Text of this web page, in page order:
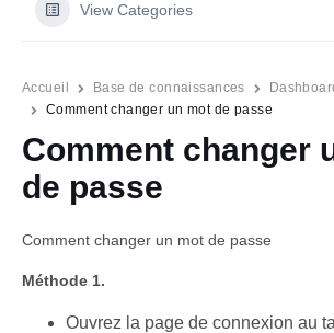
View Categories
Accueil Base de connaissances
Comment changer un mot de passe
Comment changer
de passe
Comment changer un mot de passe
Méthode 1.
Ouvrez la page de connexion au